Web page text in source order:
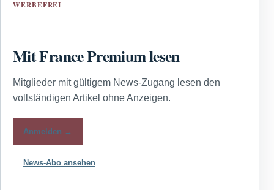
WERBEFREI
Mit France Premium lesen
Mitglieder mit gültigem News-Zugang lesen den
vollständigen Artikel ohne Anzeigen.
Anmelden →
News-Abo ansehen